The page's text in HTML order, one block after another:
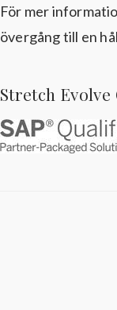
För mer
övergång till en
Stretch Evolve